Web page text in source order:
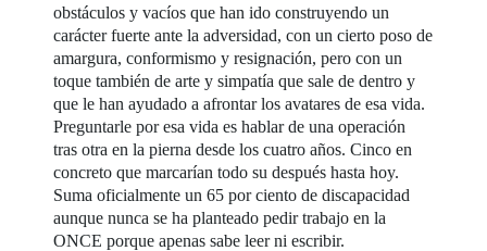
obstáculos y vacíos que han ido construyendo un
carácter fuerte ante la adversidad, con un cierto poso de
amargura, conformismo y resignación, pero con un
toque también de arte y simpatía que sale de dentro y
que le han ayudado a afrontar los avatares de esa vida.
Preguntarle por esa vida es hablar de una operación
tras otra en la pierna desde los cuatro años. Cinco en
concreto que marcarían todo su después hasta hoy.
Suma oficialmente un 65 por ciento de discapacidad
aunque nunca se ha planteado pedir trabajo en la
ONCE porque apenas sabe leer ni escribir.